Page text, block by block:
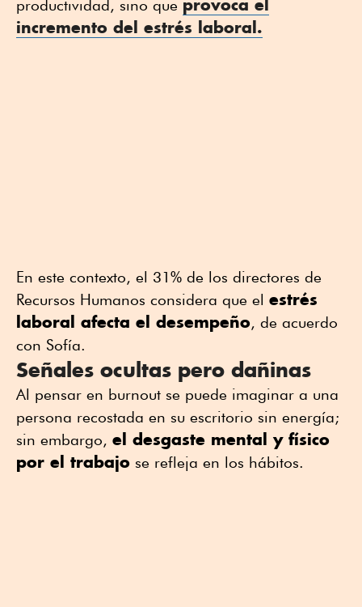
productividad, sino que provoca el
incremento del estrés laboral.
En este contexto, el 31% de los directores de
Recursos Humanos considera que el estrés
laboral afecta el desempeño, de acuerdo
con Sofía.
Señales ocultas pero dañinas
Al pensar en burnout se puede imaginar a una
persona recostada en su escritorio sin energía;
sin embargo, el desgaste mental y físico
por el trabajo se refleja en los hábitos.